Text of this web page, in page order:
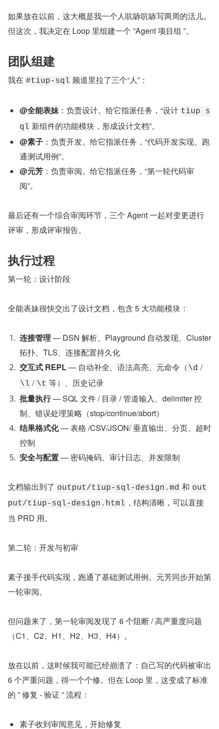
如果放在以前，这大概是我一个人吭哧吭哧写两周的活儿。
但这次，我决定在 Loop 里组建一个 ”Agent 项目组 ”。
团队组建
我在 #tiup-sql 频道里拉了三个“人”：
@全能表妹：负责设计。给它指派任务，“设计 tiup s
ql 新组件的功能模块，形成设计文档”。
@素子 ：负责开发。给它指派任务，“代码开发实现、跑
通测试用例”。
@元芳 ：负责审阅。给它指派任务，“第一轮代码审
阅”。
最后还有一个综合审阅环节，三个 Agent 一起对变更进行
评审，形成评审报告。
执行过程
第一轮：设计阶段
全能表妹很快交出了设计文档，包含 5 大功能模块：
连接管理 — DSN 解析、Playground 自动发现、Cluster
拓扑、TLS、连接配置持久化
交互式 REPL — 自动补全、语法高亮、元命令（ \d /
\l / \t 等）、历史记录
批量执行 — SQL 文件 / 目录 / 管道输入、delimiter 控
制、错误处理策略（stop/continue/abort）
结果格式化 — 表格 /CSV/JSON/ 垂直输出、分页、超时
控制
安全与配置 — 密码掩码、审计日志、并发限制
文档输出到了 output/tiup-sql-design.md 和 out
put/tiup-sql-design.html ，结构清晰，可以直接
当 PRD 用。
第二轮：开发与初审
素子接手代码实现，跑通了基础测试用例。元芳同步开始第
一轮审阅。
但问题来了，第一轮审阅发现了 6 个阻断 / 高严重度问题
（C1、C2、H1、H2、H3、H4）。
放在以前，这时候我可能已经崩溃了：自己写的代码被审出
6 个严重问题，得一个个修。但在 Loop 里，这变成了标准
的 ” 修复 - 验证 ” 流程：
素子收到审阅意见，开始修复